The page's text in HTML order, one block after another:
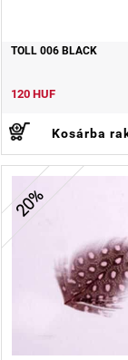
TOLL 006 BLACK
120 HUF
Kosárba
20%